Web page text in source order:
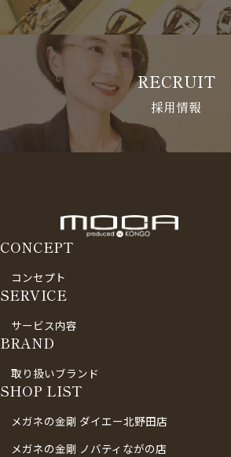
RECRUIT
採用情報
CONCEPT
コンセプト
SERVICE
サービス内容
BRAND
取り扱いブランド
SHOP LIST
メガネの金剛 ダイエー北野田店
メガネの金剛 ノバティながの店